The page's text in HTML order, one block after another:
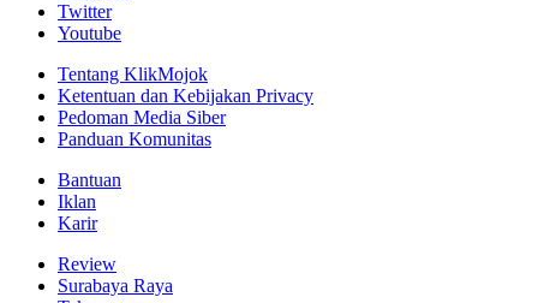
Twitter
Youtube
Tentang KlikMojok
Ketentuan dan Kebijakan Privacy
Pedoman Media Siber
Panduan Komunitas
Bantuan
Iklan
Karir
Review
Surabaya Raya